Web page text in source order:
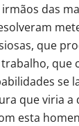
das
que
que
se
que viria a
esta